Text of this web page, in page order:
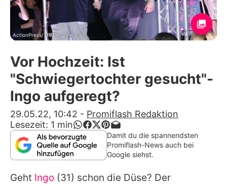
Familie & Liebe
Promiflash Exklusiv
Alle Themen auf Promiflash
Jobs
App runterladen
Team
Redaktionelle Richtlinien
Impressum
ActionPress/ Bieber, Tamara
Vor Hochzeit: Ist
"Schwiegertochter gesucht"-
Ingo aufgeregt?
29.05.22, 10:42 - Promiflash Redaktion
Lesezeit: 1 min
Damit du die spannendsten
Promiflash-News auch bei
Google siehst.
Geht Ingo (31) schon die Düse? Der